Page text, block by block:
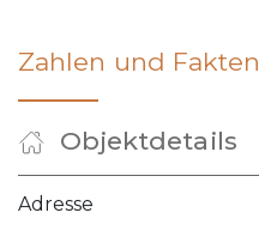
Zahlen und Fakten
Objektdetails
Adresse